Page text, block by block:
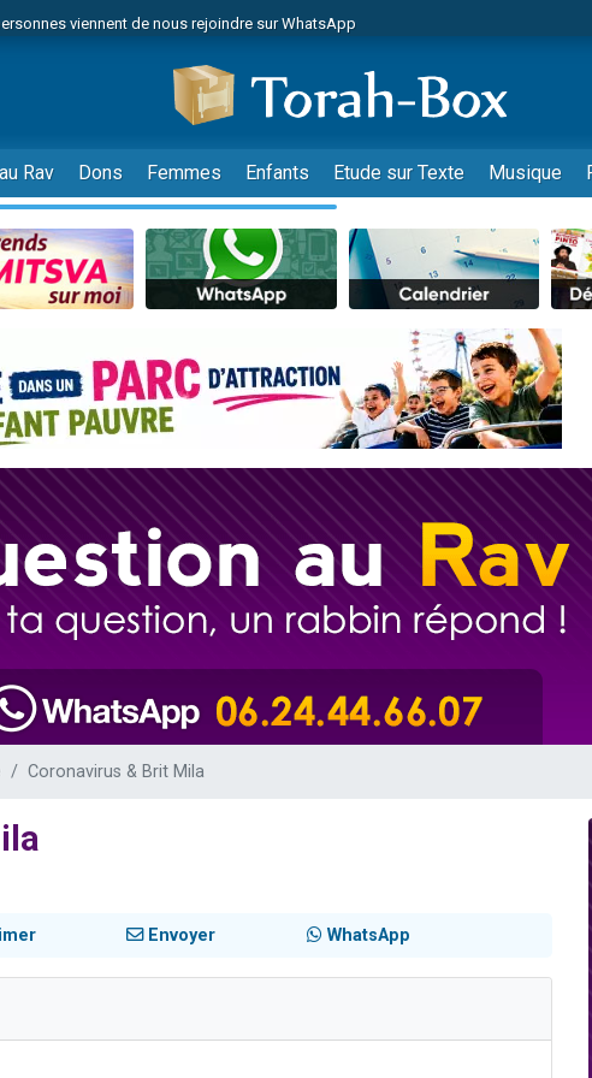
viennent de nous rejoindre sur WhatsApp
3 personnes viennent de faire un don pour 5 jours de vacances aux Orphelins
3 personnes viennent de faire un don pour Diane, 80 ans, dans un appartement
viennent de nous rejoindre sur WhatsApp
viennent de demander une bénédiction
30 personnes viennent de faire un don pour Sauvez la jambe de Yohan
Il reste 49 places pour étudier en groupe sur Zoom
12 nouvelles musiques dans Torah-Box Music
viennent de nous rejoindre sur WhatsApp
2 nouvelles musiques dans Torah-Box Music
viennent de nous rejoindre sur WhatsApp
8 personnes viennent de faire un don pour Tsédaka : pauvres d'Israel
émission radio : Visions de grandeur n°104 : Le Chabbath et le Birkat
personnes viennent de demander une bénédiction
vient de donner son Maasser
vient de donner son Maasser
viennent de nous rejoindre sur WhatsApp
Rav Dons Femmes Enfants Etude sur Texte Musique
Coronavirus & Brit Mila
Envoyer WhatsApp